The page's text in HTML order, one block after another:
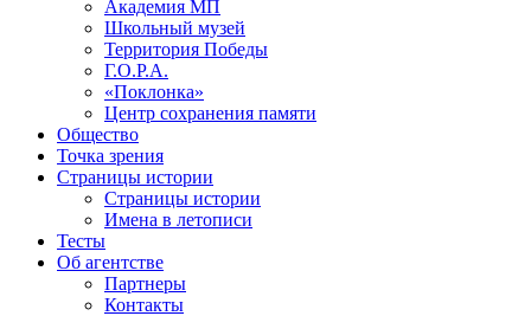
Академия МП
Школьный музей
Территория Победы
Г.О.Р.А.
«Поклонка»
Центр сохранения памяти
Общество
Точка зрения
Страницы истории
Страницы истории
Имена в летописи
Тесты
Об агентстве
Партнеры
Контакты